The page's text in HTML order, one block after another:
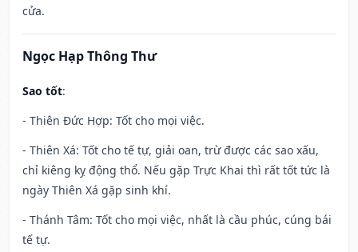
cửa.
Ngọc Hạp Thông Thư
Sao tốt:
- Thiên Đức Hợp: Tốt cho mọi việc.
- Thiên Xá: Tốt cho tế tự, giải oan, trừ được các sao xấu,
chỉ kiêng kỵ động thổ. Nếu gặp Trực Khai thì rất tốt tức là
ngày Thiên Xá gặp sinh khí.
- Thánh Tâm: Tốt cho mọi việc, nhất là cầu phúc, cúng bái
tế tự.